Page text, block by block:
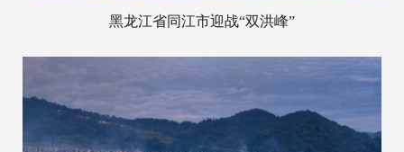
黑龙江省同江市迎战“双洪峰”